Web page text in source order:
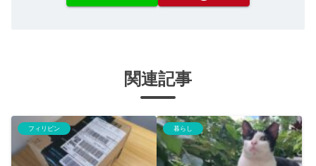
関連記事
フィリピン 暮らし